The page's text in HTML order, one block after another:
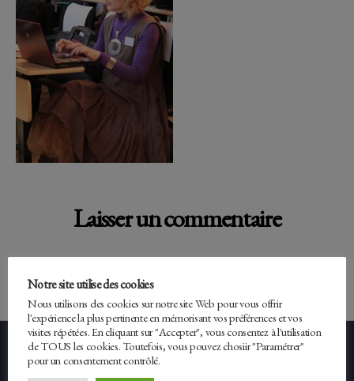
Laisser un commentaire
Facebook
Notre site utilise des cookies
Nous utilisons des cookies sur notre site Web pour vous offrir
l'expérience la plus pertinente en mémorisant vos préférences et vos
visites répétées. En cliquant sur "Accepter", vous consentez à l'utilisation
de TOUS les cookies. Toutefois, vous pouvez chosiir "Paramétrer"
pour un consentement contrôlé.